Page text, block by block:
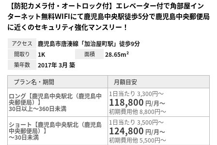
【防犯カメラ付・オートロック付】エレベーター付で角部屋イン
ターネット無料ＷIFIにて鹿児島中央駅徒歩5分で鹿児島中央郵便局
に近くのセキュリティ強化マンスリー！
アクセス 鹿児島市唐湊線「加治屋町駅」徒歩9分
間取り 1K 面積 28.65m²
築年数 2017年 3月 築
プラン名・期間
月額目安
ロング【鹿児島中央駅北（鹿児島中
央郵便局）】
30日以上～360日未満
1日当たり 3,300円～
118,800 円/月～
初期費用他 8,800円～
ショート【鹿児島中央駅北（鹿児島
中央郵便局）】
～30日未満
1日当たり 3,500円～
124,800 円/月～
初期費用他 5,500円～